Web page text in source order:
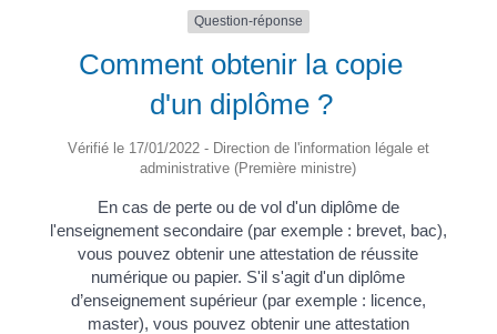
Question-réponse
Comment obtenir la copie
d'un diplôme ?
Vérifié le 17/01/2022 - Direction de l'information légale et
administrative (Première ministre)
En cas de perte ou de vol d'un diplôme de
l'enseignement secondaire (par exemple : brevet, bac),
vous pouvez obtenir une attestation de réussite
numérique ou papier. S'il s'agit d'un diplôme
d’enseignement supérieur (par exemple : licence,
master), vous pouvez obtenir une attestation